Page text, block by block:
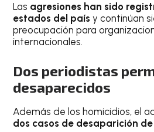
Las agresiones han sido
estados del país y continúan
preocupación para
internacionales.
Dos periodistas
desaparecidos
Además de los homicidios, el
dos casos de desaparición